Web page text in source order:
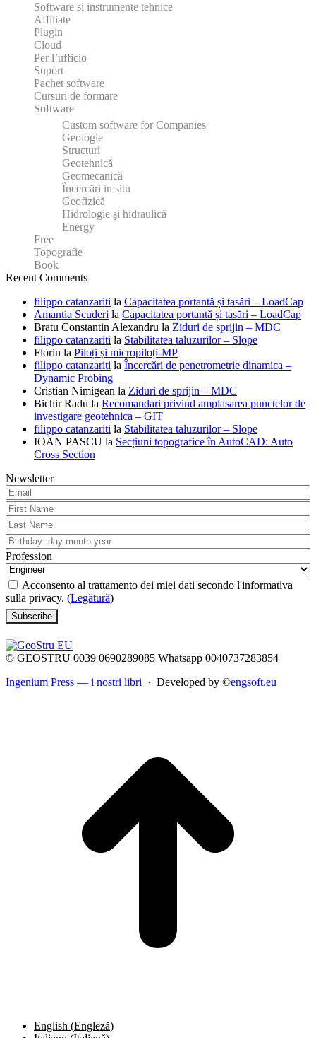
Software si instrumente tehnice
Affiliate
Plugin
Cloud
Per l’ufficio
Suport
Pachet software
Cursuri de formare
Software
Custom software for Companies
Geologie
Structuri
Geotehnică
Geomecanică
Încercări in situ
Geofizică
Hidrologie şi hidraulică
Energy
Free
Topografie
Book
Recent Comments
filippo catanzariti la Capacitatea portantă și tasări – LoadCap
Amantia Scuderi la Capacitatea portantă și tasări – LoadCap
Bratu Constantin Alexandru la Ziduri de sprijin – MDC
filippo catanzariti la Stabilitatea taluzurilor – Slope
Florin la Piloți și micropiloți-MP
filippo catanzariti la Încercări de penetrometrie dinamica –
Dynamic Probing
Cristian Nimigean la Ziduri de sprijin – MDC
Bichir Radu la Recomandari privind amplasarea punctelor de
investigare geotehnica – GIT
filippo catanzariti la Stabilitatea taluzurilor – Slope
IOAN PASCU la Secțiuni topografice în AutoCAD: Auto
Cross Section
Newsletter
Profession
Acconsento al trattamento dei miei dati secondo l'informativa
sulla privacy. (Legătură)
© GEOSTRU 0039 0690289085 Whatsapp 0040737283854
Ingenium Press — i nostri libri · Developed by ©engsoft.eu
English (Engleză)